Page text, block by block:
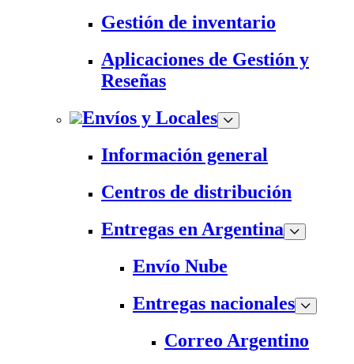
Gestión de inventario
Aplicaciones de Gestión y
Reseñas
Envíos y Locales
Información general
Centros de distribución
Entregas en Argentina
Envío Nube
Entregas nacionales
Correo Argentino